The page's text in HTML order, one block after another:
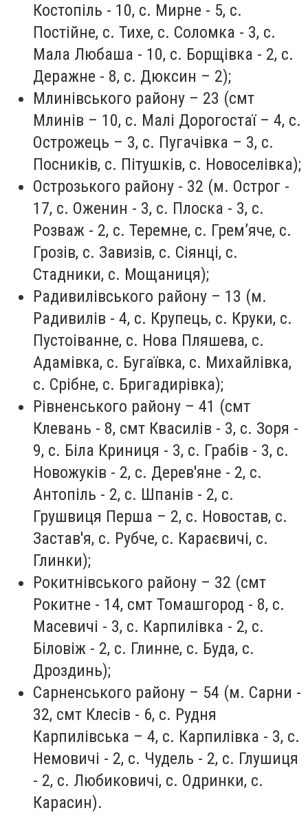
Костопіль - 10, с. Мирне - 5, с.
Постійне, с. Тихе, с. Соломка - 3, с.
Мала Любаша - 10, с. Борщівка - 2, с.
Деражне - 8, с. Дюксин – 2);
Млинівського району – 23 (смт
Млинів – 10, с. Малі Дорогостаї – 4, с.
Острожець – 3, с. Пугачівка – 3, с.
Посників, с. Пітушків, с. Новоселівка);
Острозького району - 32 (м. Острог -
17, с. Оженин - 3, с. Плоска - 3, с.
Розваж - 2, с. Теремне, с. Грем’яче, с.
Грозів, с. Завизів, с. Сіянці, с.
Стадники, с. Мощаниця);
Радивилівського району – 13 (м.
Радивилів - 4, с. Крупець, с. Круки, с.
Пустоіванне, с. Нова Пляшева, с.
Адамівка, с. Бугаївка, с. Михайлівка,
с. Срібне, с. Бригадирівка);
Рівненського району – 41 (смт
Клевань - 8, смт Квасилів - 3, с. Зоря -
9, с. Біла Криниця - 3, с. Грабів - 3, с.
Новожуків - 2, с. Дерев'яне - 2, с.
Антопіль - 2, с. Шпанів - 2, с.
Грушвиця Перша – 2, с. Новостав, с.
Застав'я, с. Рубче, с. Караєвичі, с.
Глинки);
Рокитнівського району – 32 (смт
Рокитне - 14, смт Томашгород - 8, с.
Масевичі - 3, с. Карпилівка - 2, с.
Біловіж - 2, с. Глинне, с. Буда, с.
Дроздинь);
Сарненського району – 54 (м. Сарни -
32, смт Клесів - 6, с. Рудня
Карпилівська – 4, с. Карпилівка - 3, с.
Немовичі - 2, с. Чудель - 2, с. Глушиця
- 2, с. Любиковичі, с. Одринки, с.
Карасин).